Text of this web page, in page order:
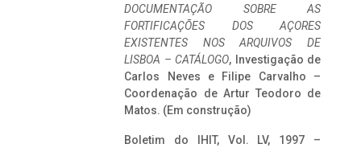
DOCUMENTAÇÃO SOBRE AS
FORTIFICAÇÕES DOS AÇORES
EXISTENTES NOS ARQUIVOS DE
LISBOA – CATÁLOGO, Investigação de
Carlos Neves e Filipe Carvalho –
Coordenação de Artur Teodoro de
Matos. (Em construção)
Boletim do IHIT, Vol. LV, 1997 –